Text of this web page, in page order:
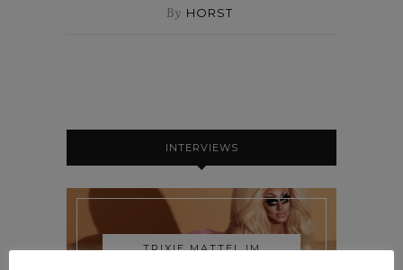
By HORST
INTERVIEWS
TRIXIE MATTEL IM